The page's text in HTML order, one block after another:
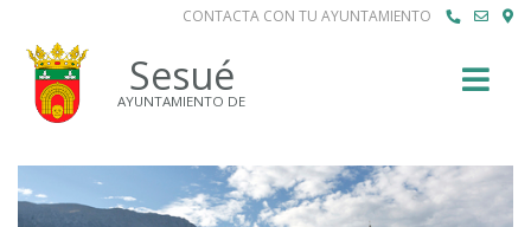
CONTACTA CON TU AYUNTAMIENTO
Sesué
AYUNTAMIENTO DE